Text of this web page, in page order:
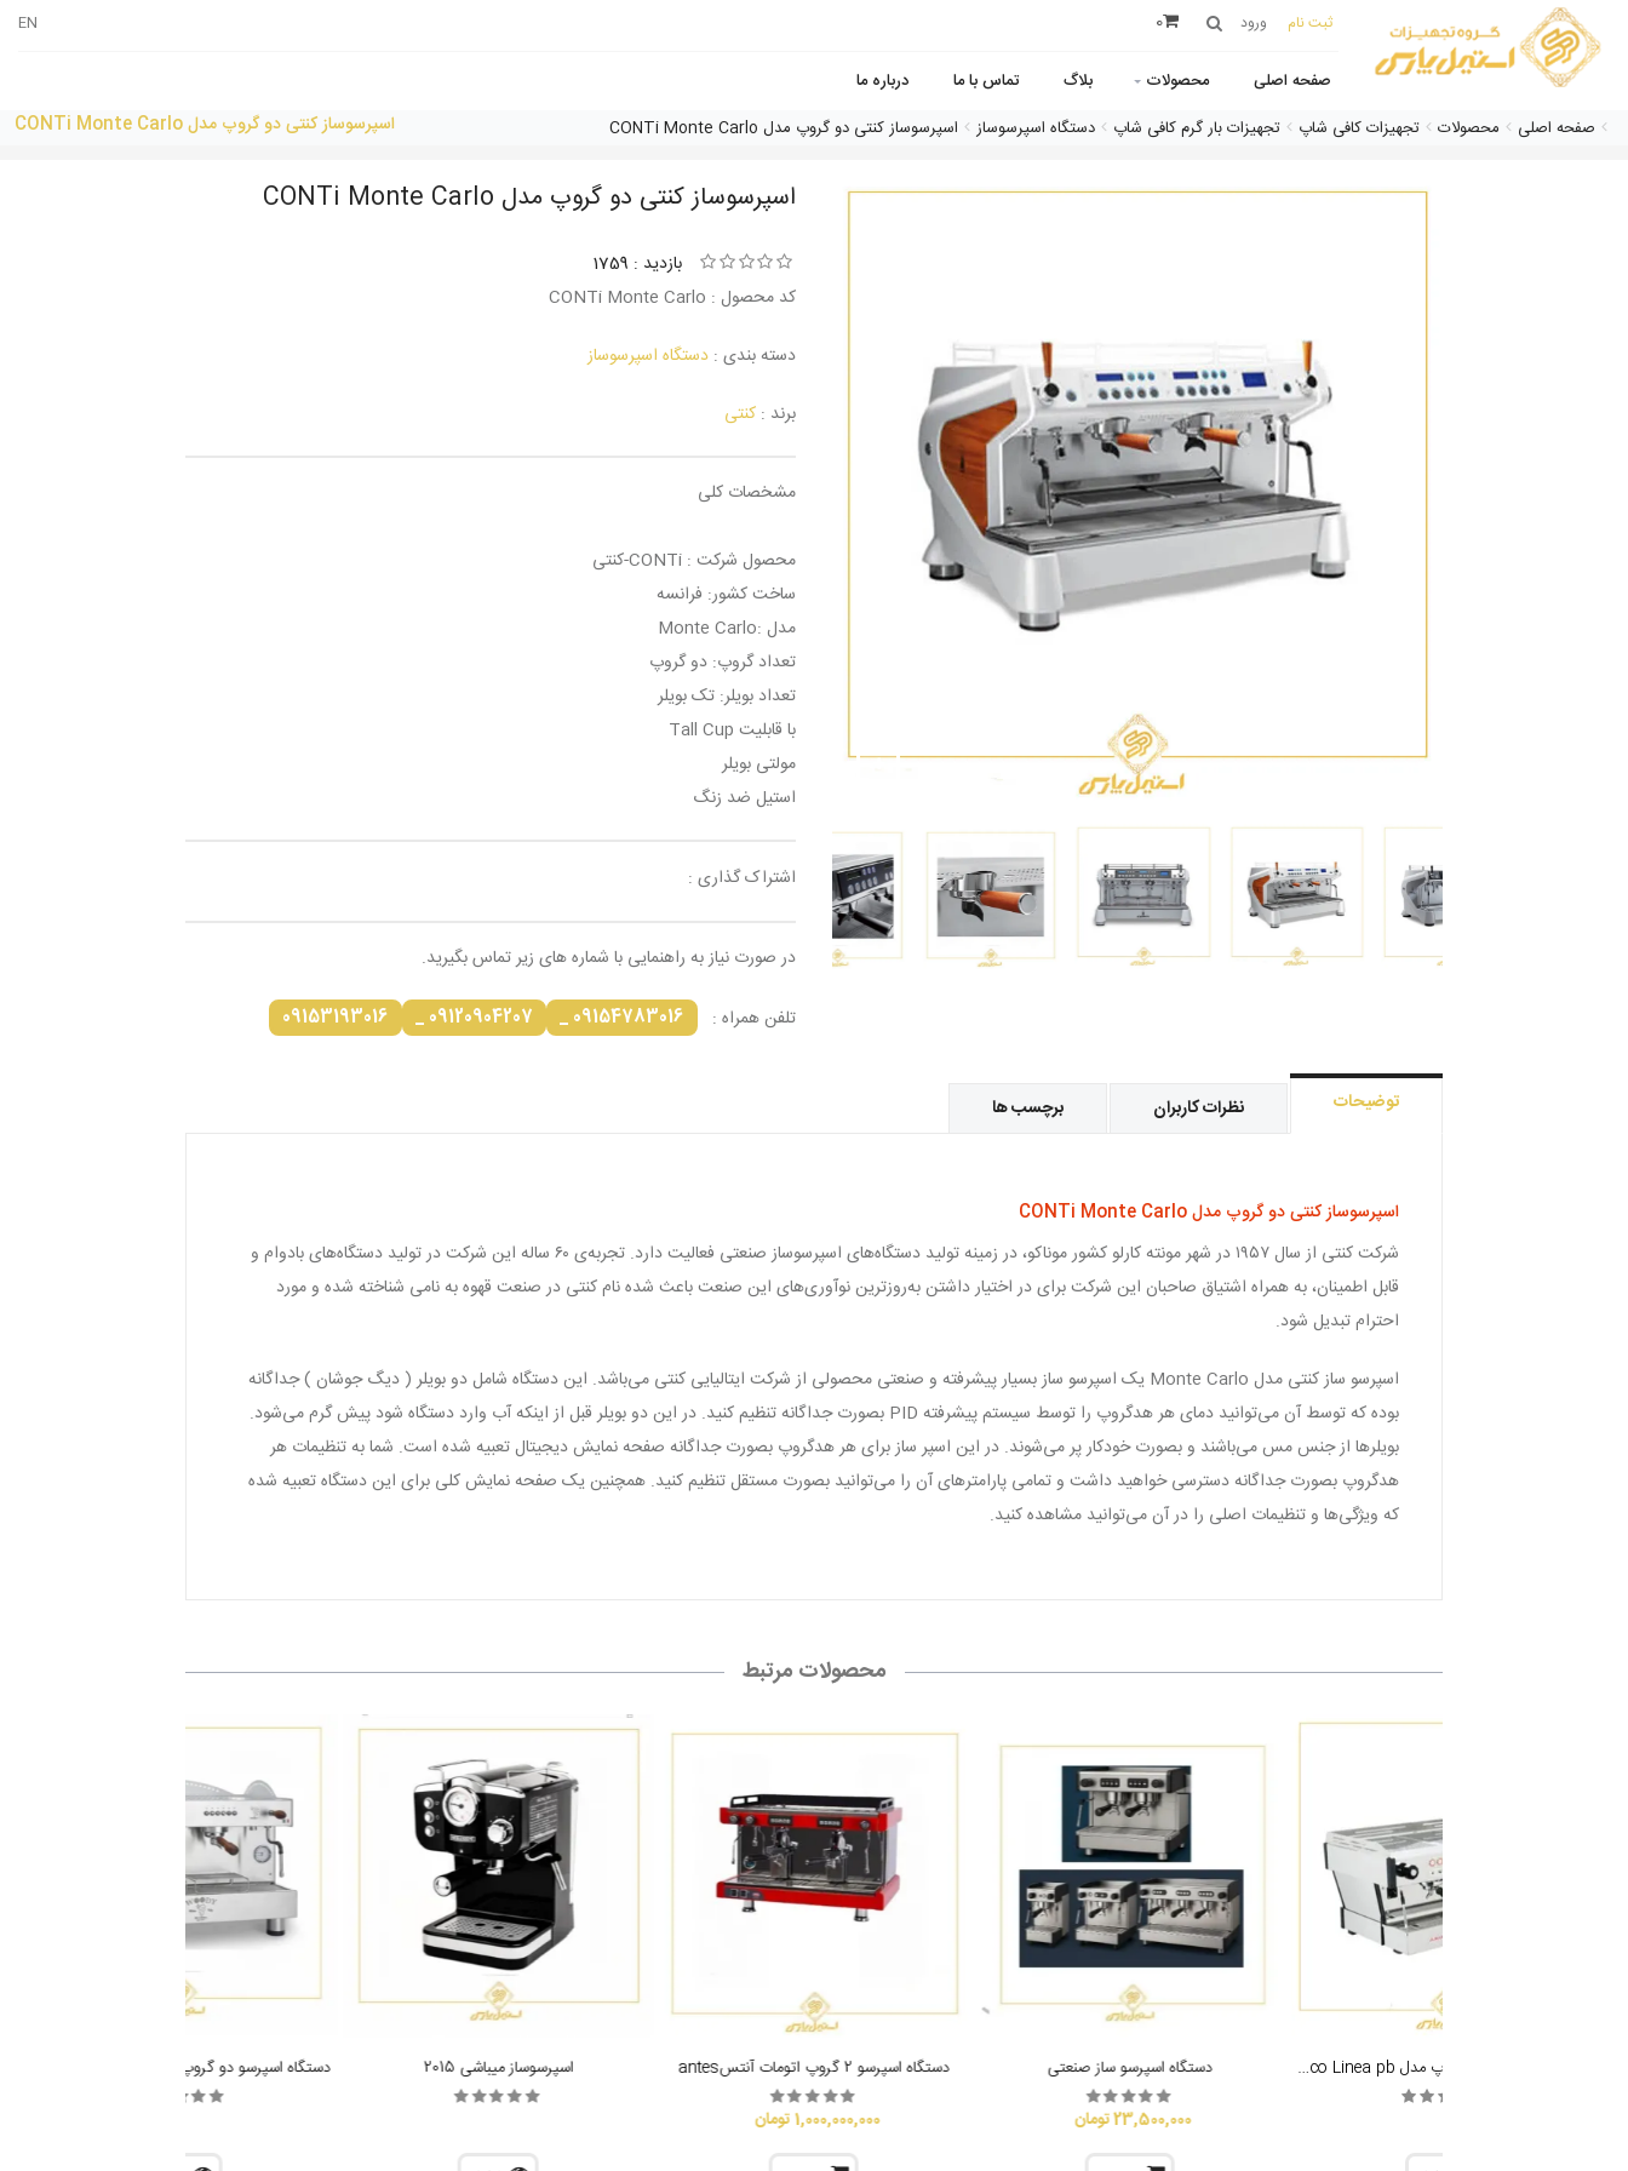
ثبت نام ورود 0
EN
صفحه اصلی محصولات بلاگ تماس با ما
درباره ما
صفحه اصلی
محصولات تجهیزات کافی شاپ تجهیزات بار گرم کافی شاپ دستگاه اسپرسوساز اسپرسوساز کنتی دو گروپ مدل CONTi Monte Carlo اسپرسوساز کنتی دو گروپ مدل CONTi Monte Carlo
اسپرسوساز کنتی دو گروپ مدل CONTi Monte Carlo
بازدید : 1759
کد محصول : CONTi Monte Carlo
دسته بندی : دستگاه اسپرسوساز
برند : کنتی
مشخصات کلی
محصول شرکت : CONTi-کنتی
ساخت کشور: فرانسه
مدل :Monte Carlo
تعداد گروپ: دو گروپ
تعداد بویلر: تک بویلر
با قابلیت Tall Cup
مولتی بویلر
استیل ضد زنگ
اشتراک گذاری :
در صورت نیاز به راهنمایی با شماره های زیر تماس بگیرید.
تلفن همراه : 09154783016 _
09120904207 _
09153193016
توضیحات نظرات کاربران برچسب ها
اسپرسوساز کنتی دو گروپ مدل CONTi Monte Carlo
شرکت کنتی از سال ۱۹۵۷ در شهر مونته کارلو کشور موناکو، در زمینه تولید دستگاه‌های اسپرسوساز صنعتی فعالیت دارد. تجربه‌ی ۶۰ ساله این شرکت در تولید دستگاه‌های بادوام و
قابل اطمینان، به همراه اشتیاق صاحبان این شرکت برای در اختیار داشتن به‌روزترین نوآوری‌های این صنعت باعث شده نام کنتی در صنعت قهوه به نامی شناخته شده و مورد
احترام تبدیل شود.
اسپرسو ساز کنتی مدل Monte Carlo یک اسپرسو ساز بسیار پیشرفته و صنعتی محصولی از شرکت ایتالیایی کنتی می‌باشد. این دستگاه شامل دو بویلر ( دیگ جوشان ) جداگانه
بوده که توسط آن می‌توانید دمای هر هدگروپ را توسط سیستم پیشرفته PID بصورت جداگانه تنظیم کنید. در این دو بویلر قبل از اینکه آب وارد دستگاه شود پیش گرم می‌شود.
بویلرها از جنس مس می‌باشند و بصورت خودکار پر می‌شوند. در این اسپر ساز برای هر هدگروپ بصورت جداگانه صفحه نمایش دیجیتال تعبیه شده است. شما به تنظیمات هر
هدگروپ بصورت جداگانه دسترسی خواهید داشت و تمامی پارامترهای آن را می‌توانید بصورت مستقل تنظیم کنید. همچنین یک صفحه نمایش کلی برای این دستگاه تعبیه شده
که ویژگی‌ها و تنظیمات اصلی را در آن می‌توانید مشاهده کنید.
محصولات مرتبط
اسپرسوساز مارزوکو سه گروپ مدل Marzocco Linea pb
دستگاه اسپرسو ساز صنعتی
23,500,000 تومان
دستگاه اسپرسو 2 گروپ اتومات آنتسantes
1,000,000,000 تومان
اسپرسوساز میباشی 2015 دستگاه اسپرسو دو گروپ BEZZERA WOODY